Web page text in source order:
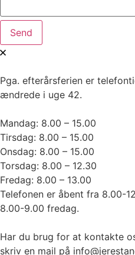
Send
Pga. efterårsferien er
ændrede i uge 42.
Mandag: 8.00 – 15.00
Tirsdag: 8.00 – 15.00
Onsdag: 8.00 – 15.00
Torsdag: 8.00 – 12.30
Fredag: 8.00 – 13.00
Telefonen er åbent fra 8.00-
8.00-9.00 fredag.
Har du brug for at kontakte
skriv en mail på